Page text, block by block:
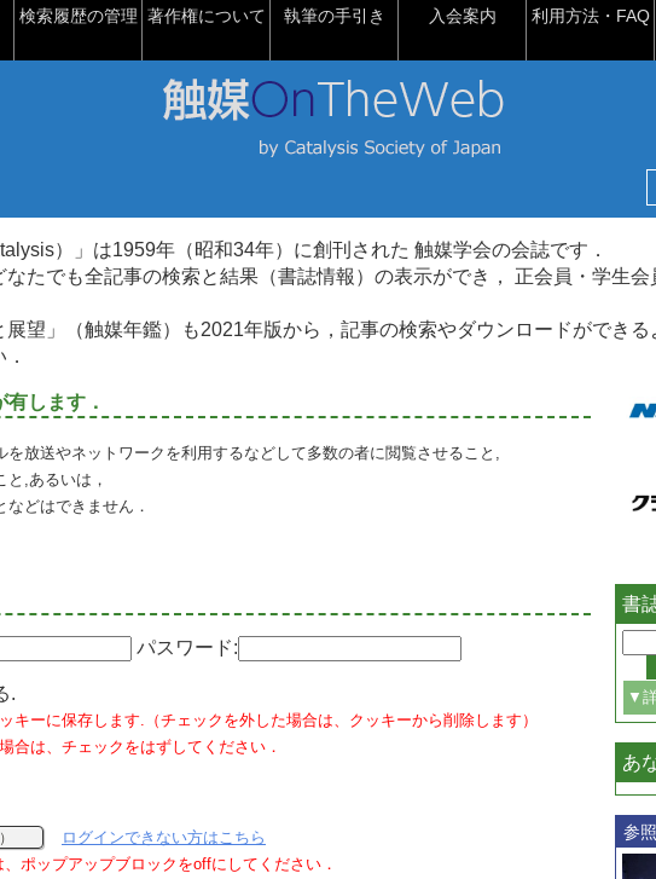
検索履歴の管理 著作権について 執筆の手引き 入会案内 利用方法・FAQ
）」は1959年（昭和34年）に創刊された 触媒学会の会誌です．
なたでも全記事の検索と結果（書誌情報）の表示ができ， 正会員・学生
展望」（触媒年鑑）も2021年版から，記事の検索やダウンロードができる
します．
を放送やネットワークを利用するなどして多数の者に閲覧させること,
と,あるいは，
どはできません．
パスワード:
.
キーに保存します.（チェックを外した場合は、クッキーから削除します）
合は、チェックをはずしてください．
ログインできない方はこちら
ポップアップブロックをoffにしてください．
書
▼
あ
参